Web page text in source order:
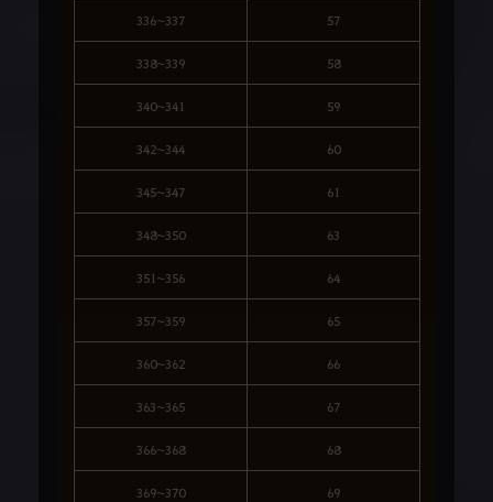
336~337 57
338~339 58
340~341 59
342~344 60
345~347 61
348~350 63
351~356 64
357~359 65
360~362 66
363~365 67
366~368 68
369~370 69